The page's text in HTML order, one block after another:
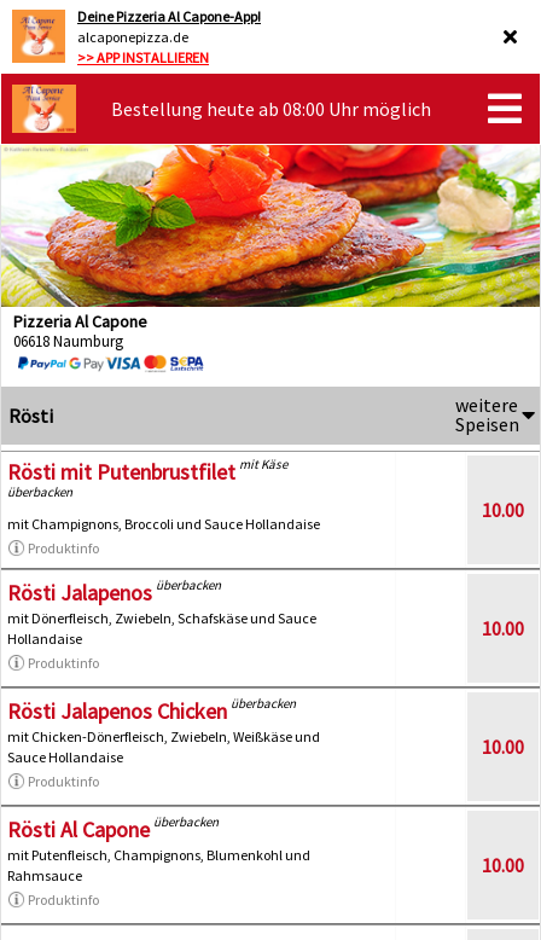
Deine Pizzeria Al Capone-App!
alcaponepizza.de
>> APP INSTALLIEREN
Bestellung heute ab 08:00 Uhr möglich
Pizzeria Al Capone
06618 Naumburg
Rösti
weitere
Speisen
Rösti mit Putenbrustfilet mit Käse
überbacken
mit Champignons, Broccoli und Sauce Hollandaise
Produktinfo
10.00
Rösti Jalapenos überbacken
mit Dönerfleisch, Zwiebeln, Schafskäse und Sauce
Hollandaise
Produktinfo
10.00
Rösti Jalapenos Chicken überbacken
mit Chicken-Dönerfleisch, Zwiebeln, Weißkäse und
Sauce Hollandaise
Produktinfo
10.00
Rösti Al Capone überbacken
mit Putenfleisch, Champignons, Blumenkohl und
Rahmsauce
Produktinfo
10.00